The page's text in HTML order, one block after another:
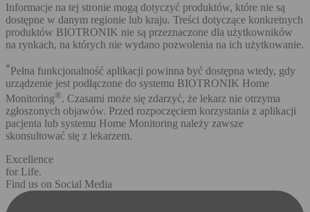
Informacje na tej stronie mogą dotyczyć produktów, które nie są
dostępne w danym regionie lub kraju. Treści dotyczące konkretnych
produktów BIOTRONIK nie są przeznaczone dla użytkowników
na rynkach, na których nie wydano pozwolenia na ich użytkowanie.
*Pełna funkcjonalność aplikacji powinna być dostępna wtedy, gdy
urządzenie jest podłączone do systemu BIOTRONIK Home
Monitoring®. Czasami może się zdarzyć, że lekarz nie otrzyma
zgłoszonych objawów. Przed rozpoczęciem korzystania z aplikacji
pacjenta lub systemu Home Monitoring należy zawsze
skonsultować się z lekarzem.
Excellence
for Life.
Find us on Social Media